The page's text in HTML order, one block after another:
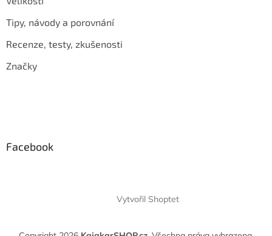
Tipy, návody a porovnání
Recenze, testy, zkušenosti
Značky
Facebook
Vytvořil Shoptet